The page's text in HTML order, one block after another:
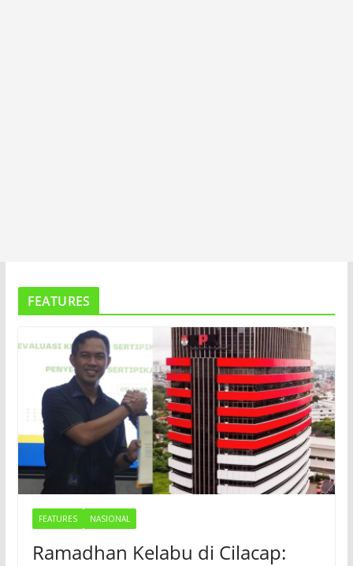
FEATURES
FEATURES NASIONAL
Ramadhan Kelabu di Cilacap: